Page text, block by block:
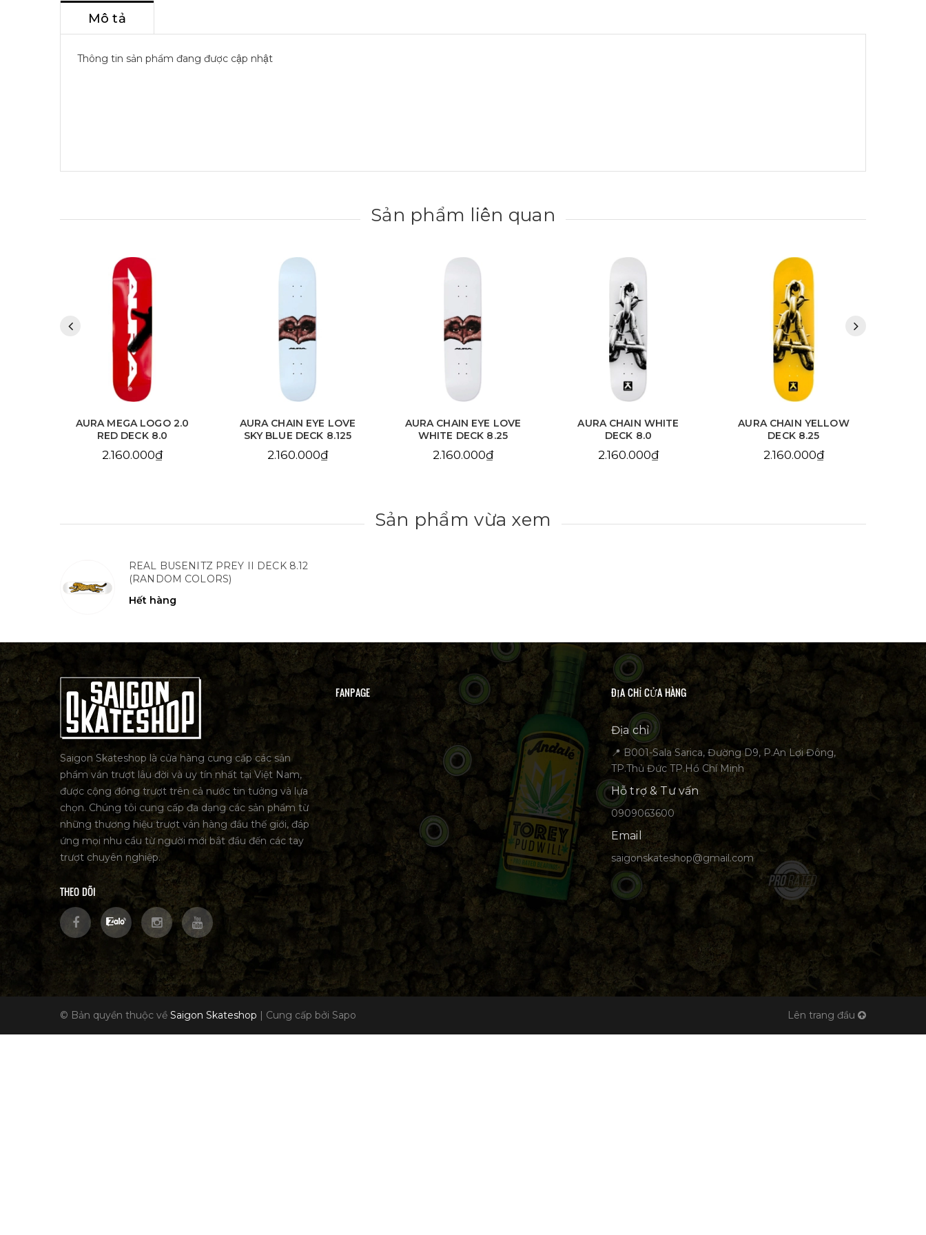
Mô tả
Thông tin sản phẩm đang được cập nhật
Sản phẩm liên quan
AURA MEGA LOGO 2.0
RED DECK 8.0
2.160.000₫
AURA CHAIN EYE LOVE
SKY BLUE DECK 8.125
2.160.000₫
AURA CHAIN EYE LOVE
WHITE DECK 8.25
2.160.000₫
AURA CHAIN WHITE
DECK 8.0
2.160.000₫
AURA CHAIN YELLOW
DECK 8.25
2.160.000₫
Sản phẩm vừa xem
REAL BUSENITZ PREY II DECK 8.12
(RANDOM COLORS)
Hết hàng
Saigon Skateshop là cửa hàng cung cấp các sản
phẩm ván trượt lâu đời và uy tín nhất tại Việt Nam,
được cộng đồng trượt trên cả nước tin tưởng và lựa
chọn. Chúng tôi cung cấp đa dạng các sản phẩm từ
những thương hiệu trượt ván hàng đầu thế giới, đáp
ứng mọi nhu cầu từ người mới bắt đầu đến các tay
trượt chuyên nghiệp.
THEO DÕI
FANPAGE ĐỊA CHỈ CỬA HÀNG
Địa chỉ
📍 B001-Sala Sarica, Đường D9, P.An Lợi Đông,
TP.Thủ Đức TP.Hồ Chí Minh
Hỗ trợ & Tư vấn
0909063600
Email
saigonskateshop@gmail.com
© Bản quyền thuộc về Saigon Skateshop | Cung cấp bởi Sapo Lên trang đầu